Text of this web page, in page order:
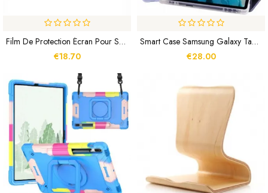
Film De Protection Écran Pour Samsung Galaxy Tab S8 Plus / S7 Plus
€18.70
Smart Case Samsung Galaxy Tab S8 Plus / S7 Plus Silicone Et Simili Cuir
€28.00